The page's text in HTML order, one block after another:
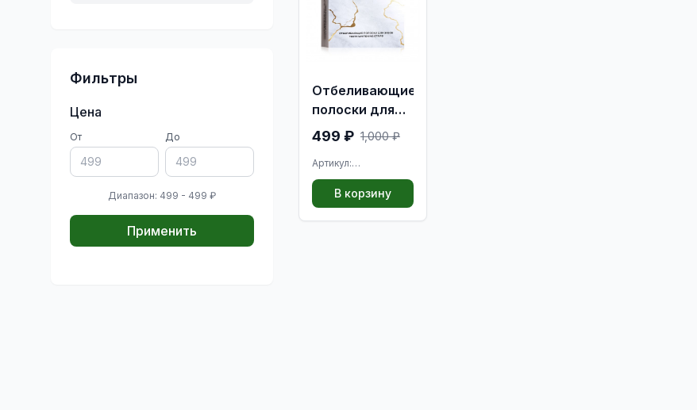
Фильтры
Цена
От До
Диапазон: 499 - 499 ₽
Применить
Отбеливающие
полоски для
зубов серии
24K PURE GOLD
499 ₽ 1,000 ₽
Артикул:
В корзину